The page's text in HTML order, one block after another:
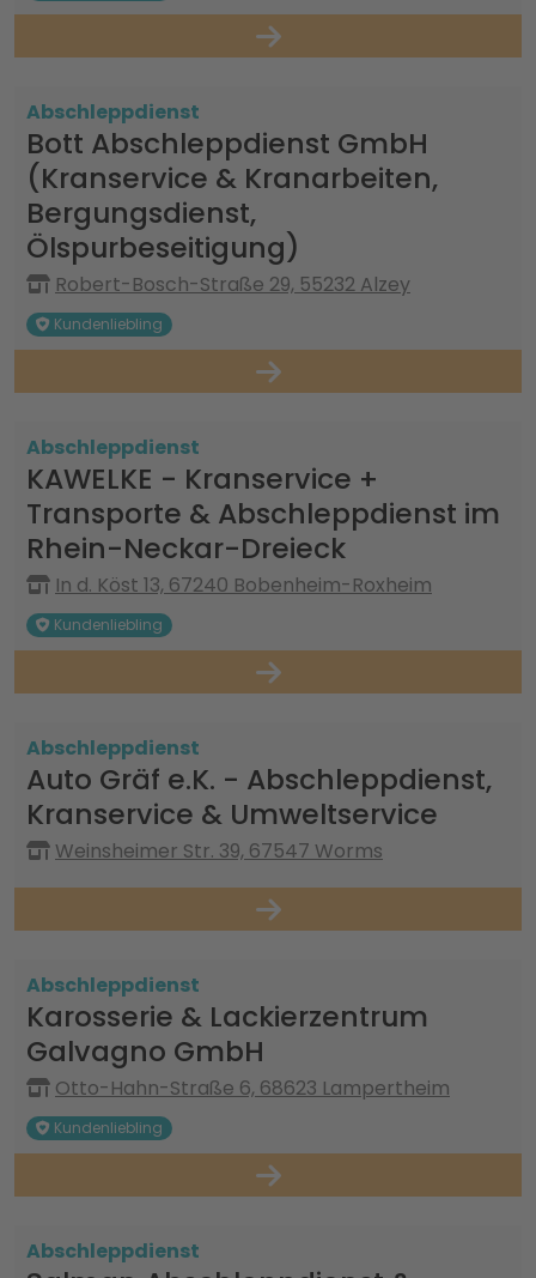
Abschleppdienst
Bott Abschleppdienst GmbH
(Kranservice & Kranarbeiten,
Bergungsdienst,
Ölspurbeseitigung)
Robert-Bosch-Straße 29, 55232 Alzey
Kundenliebling
Abschleppdienst
KAWELKE - Kranservice +
Transporte & Abschleppdienst im
Rhein-Neckar-Dreieck
In d. Köst 13, 67240 Bobenheim-Roxheim
Kundenliebling
Abschleppdienst
Auto Gräf e.K. - Abschleppdienst,
Kranservice & Umweltservice
Weinsheimer Str. 39, 67547 Worms
Abschleppdienst
Karosserie & Lackierzentrum
Galvagno GmbH
Otto-Hahn-Straße 6, 68623 Lampertheim
Kundenliebling
Abschleppdienst